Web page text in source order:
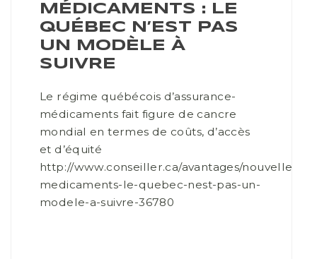
MÉDICAMENTS : LE
QUÉBEC N’EST PAS
UN MODÈLE À
SUIVRE
Le régime québécois d’assurance-
médicaments fait figure de cancre
mondial en termes de coûts, d’accès
et d’équité
http://www.conseiller.ca/avantages/nouvelles/
medicaments-le-quebec-nest-pas-un-
modele-a-suivre-36780